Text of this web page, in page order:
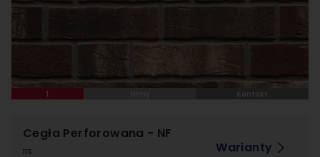
1 Kontakt
Cegła Perforowana - NF
115 Warianty